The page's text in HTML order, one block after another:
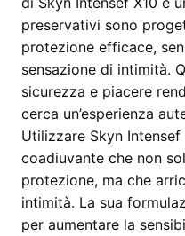
preservativi sono
protezione efficace,
sensazione di intimità.
sicurezza e piacere
cerca un’esperienza
Utilizzare Skyn
coadiuvante che non
protezione, ma che
intimità. La sua
per aumentare la